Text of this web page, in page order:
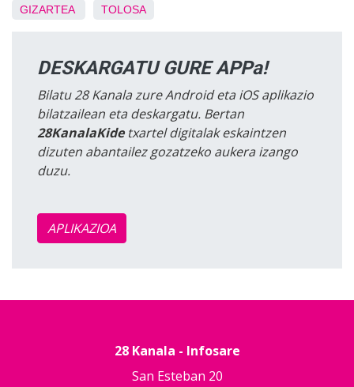
GIZARTEA TOLOSA
DESKARGATU GURE APPa!
Bilatu 28 Kanala zure Android eta iOS aplikazio
bilatzailean eta deskargatu. Bertan
28KanalaKidetxartel digitalak eskaintzen
dizuten abantailez gozatzeko aukera izango
duzu.
APLIKAZIOA
28 Kanala - Infosare
San Esteban 20